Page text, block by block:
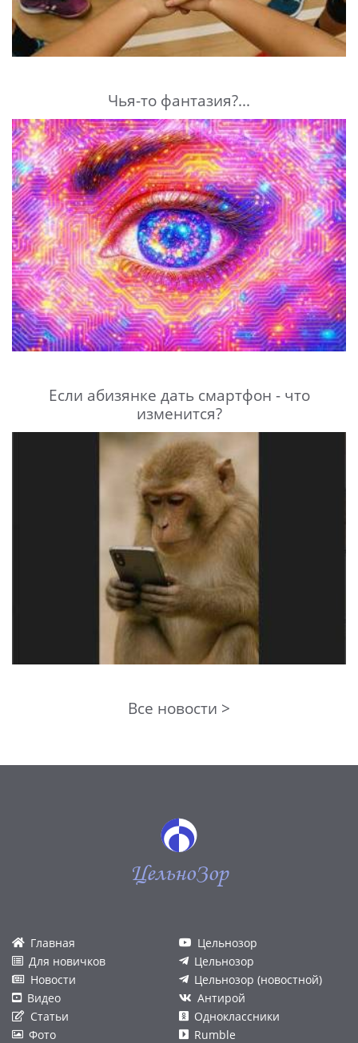
Чья-то фантазия?...
Если абизянке дать смартфон - что
изменится?
Все новости >
ЦельноЗор
Главная
Для новичков
Новости
Видео
Статьи
Фото
Цельнозор
Цельнозор
Цельнозор (новостной)
Антирой
Одноклассники
Rumble